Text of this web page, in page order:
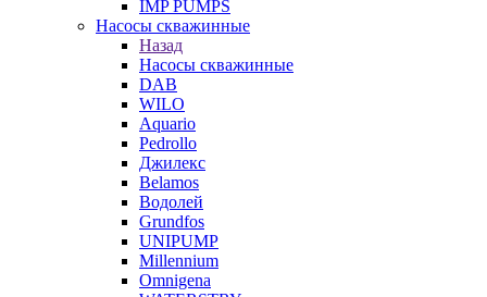
IMP PUMPS
Насосы скважинные
Назад
Насосы скважинные
DAB
WILO
Aquario
Pedrollo
Джилекс
Belamos
Водолей
Grundfos
UNIPUMP
Millennium
Omnigena